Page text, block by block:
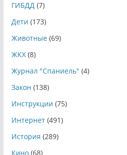
ГИБДД(7)
Дети (173)
Животные(69)
ЖКХ(8)
Журнал "Спаниель" (4)
Закон (138)
Инструкции (75)
Интернет(491)
История (289)
Кино(68)